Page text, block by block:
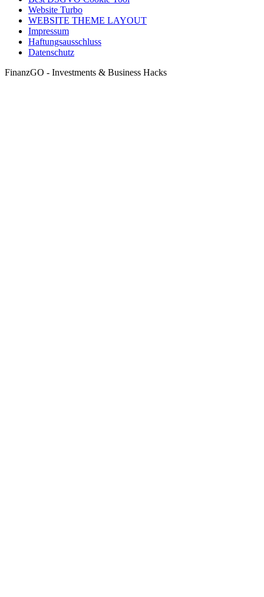
Website Turbo
WEBSITE THEME LAYOUT
Impressum
Haftungsausschluss
Datenschutz
FinanzGO - Investments & Business Hacks